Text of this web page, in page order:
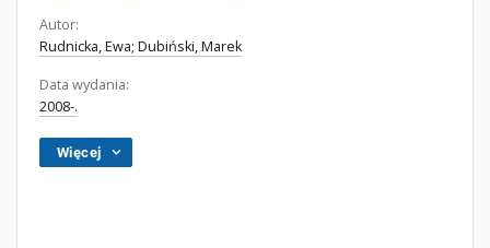
Autor:
Rudnicka, Ewa; Dubiński, Marek
Data wydania:
2008-.
Więcej